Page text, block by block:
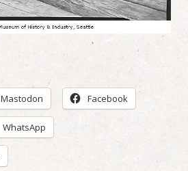
Mastodon Facebook
WhatsApp